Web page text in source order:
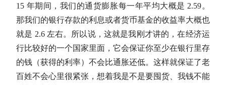
15 年期间，我们的通货膨胀每一年平均大概是 2.59。
那我们的银行存款的利息或者货币基金的收益率大概也
就是 2.6 左右。所以说，这就是我刚才讲的，在经济运
行比较好的一个国家里面，它会保证你至少在银行里存
的钱（获得的利率）不会比通胀还低。这样就保证了老
百姓不会心里很紧张，想着我是不是要囤货、我钱不能